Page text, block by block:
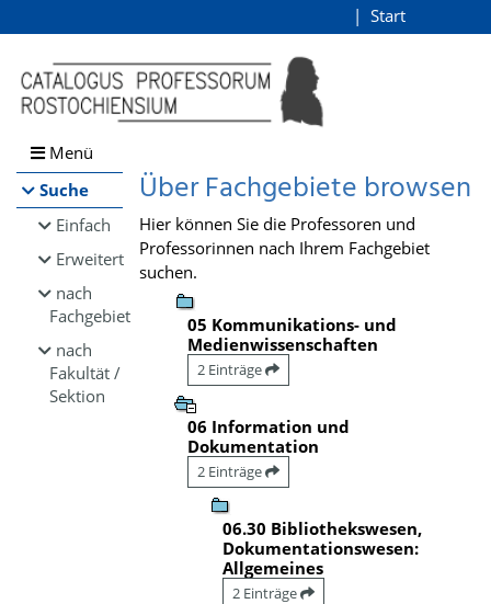
Browsen
direkt zum Inhalt
Start
Menü
Suche
Einfach
Erweitert
nach
Fachgebiet
nach
Fakultät /
Sektion
Über Fachgebiete browsen
Hier können Sie die Professoren und
Professorinnen nach Ihrem Fachgebiet
suchen.
05 Kommunikations- und
Medienwissenschaften
2 Einträge
06 Information und
Dokumentation
2 Einträge
06.30 Bibliothekswesen,
Dokumentationswesen:
Allgemeines
2 Einträge